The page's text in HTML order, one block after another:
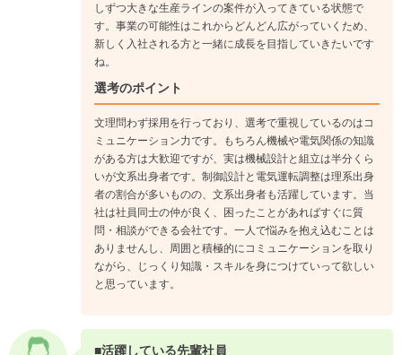
た人は専用機の設計にも挑戦するなど、業務の幅をどんどん広
げていくことができます。
しずつ大きな生産ラインの案件が入ってきている状態で
す。事業の可能性はこれからどんどん広がっていくため、
新しく入社される方と一緒に成長を目指していきたいです
ね。
選考のポイント
文理問わず採用を行っており、選考で重視しているのはコ
ミュニケーション力です。もちろん機械や電気関係の知識
がある方は大歓迎ですが、実は機械設計と組立は半分くら
いが文系出身者です。制御設計と電気運転調整は理系出身
者の割合が多いものの、文系出身者も活躍しています。当
社は社員同士の仲が良く、困ったことがあればすぐに質
問・相談ができる会社です。一人で悩みを抱え込むことは
ありませんし、周囲と積極的にコミュニケーションを取り
ながら、じっくり知識・スキルを身につけていって欲しい
と思っています。
■活躍している先輩社員